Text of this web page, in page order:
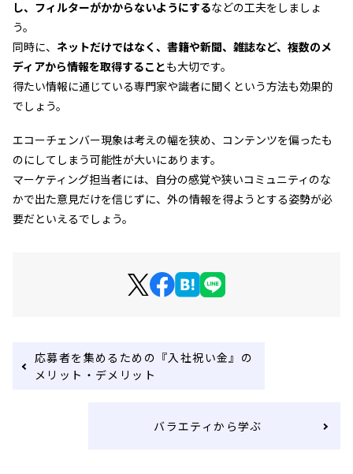
し、フィルターがかからないようにするなどの工夫をしましょ
う。
同時に、 ネットだけではなく、書籍や新聞、雑誌など、複数のメ
ディアから情報を取得することも大切です。
得たい情報に通じている専門家や識者に聞くという方法も効果的
でしょう。
エコーチェンバー現象は考えの幅を狭め、コンテンツを偏ったも
のにしてしまう可能性が大いにあります。
マーケティング担当者には、自分の感覚や狭いコミュニティのな
かで出た意見だけを信じずに、外の情報を得ようとする姿勢が必
要だといえるでしょう。
応募者を集めるための『入社祝い金』の
メリット・デメリット
バラエティから学ぶ